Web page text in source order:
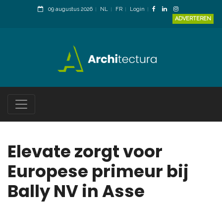
09 augustus 2026 NL FR
Login
ADVERTEREN
Elevate zorgt voor
Europese primeur bij
Bally NV in Asse